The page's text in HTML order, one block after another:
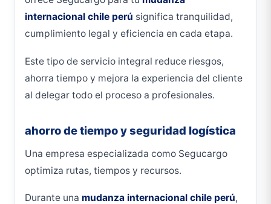
internacional chile perú significa tranquilidad,
cumplimiento legal y eficiencia en cada etapa.
Este tipo de servicio integral reduce riesgos,
ahorra tiempo y mejora la experiencia del cliente
al delegar todo el proceso a profesionales.
ahorro de tiempo y seguridad logística
Una empresa especializada como Segucargo
optimiza rutas, tiempos y recursos.
Durante una mudanza internacional chile perú,